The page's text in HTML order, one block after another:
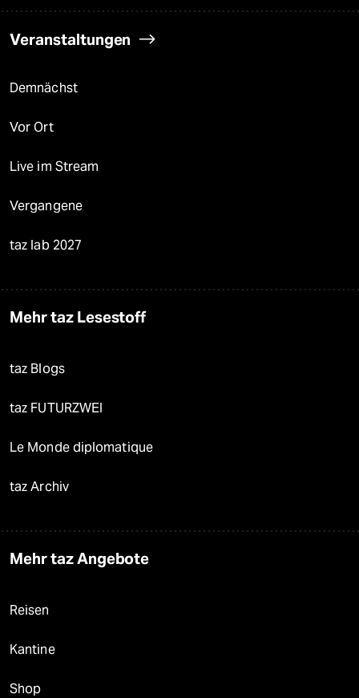
Veranstaltungen
Demnächst
Vor Ort
Live im Stream
Vergangene
taz lab 2027
Mehr taz Lesestoff
taz Blogs
taz FUTURZWEI
Le Monde diplomatique
taz Archiv
Mehr taz Angebote
Reisen
Kantine
Shop